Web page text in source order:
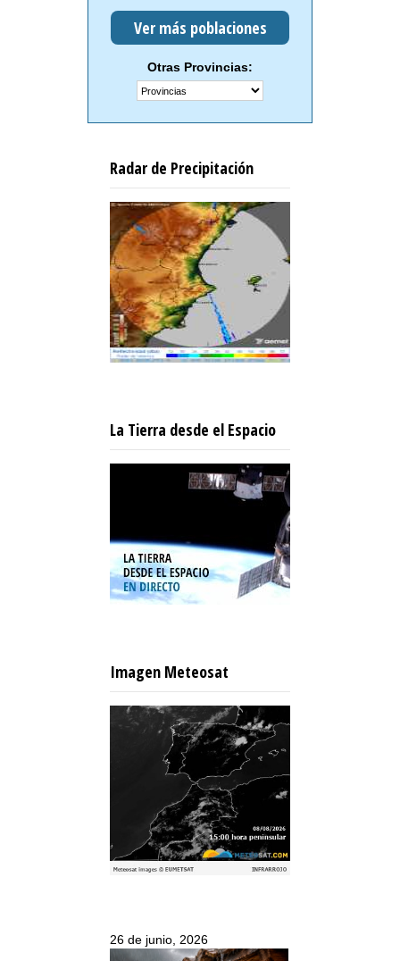
Ver más poblaciones
Otras Provincias:
Radar de Precipitación
La Tierra desde el Espacio
Imagen Meteosat
26 de junio, 2026